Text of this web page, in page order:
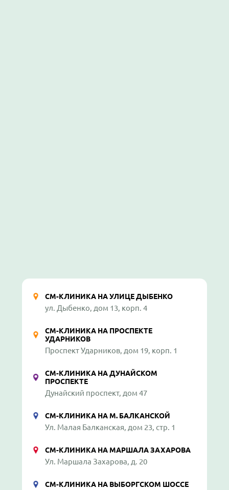
СМ-КЛИНИКА НА УЛИЦЕ ДЫБЕНКО
ул. Дыбенко, дом 13, корп. 4
СМ-КЛИНИКА НА ПРОСПЕКТЕ
УДАРНИКОВ
Проспект Ударников, дом 19, корп. 1
СМ-КЛИНИКА НА ДУНАЙСКОМ
ПРОСПЕКТЕ
Дунайский проспект, дом 47
СМ-КЛИНИКА НА М. БАЛКАНСКОЙ
Ул. Малая Балканская, дом 23, стр. 1
СМ-КЛИНИКА НА МАРШАЛА ЗАХАРОВА
Ул. Маршала Захарова, д. 20
СМ-КЛИНИКА НА ВЫБОРГСКОМ ШОССЕ